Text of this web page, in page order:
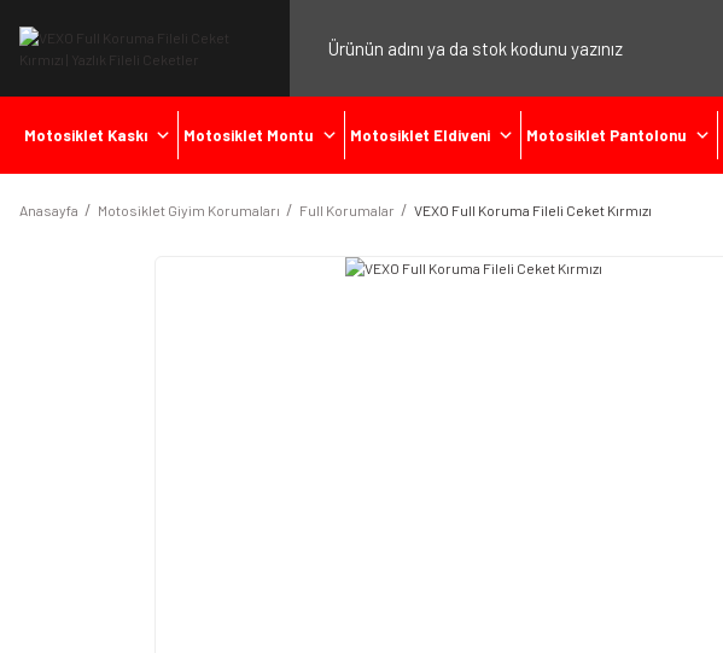
Motosiklet Kaskı Motosiklet Montu Motosiklet Eldiveni Motosiklet Pantolonu
Anasayfa Motosiklet Giyim Korumaları Full Korumalar VEXO Full Koruma Fileli Ceket Kırmızı